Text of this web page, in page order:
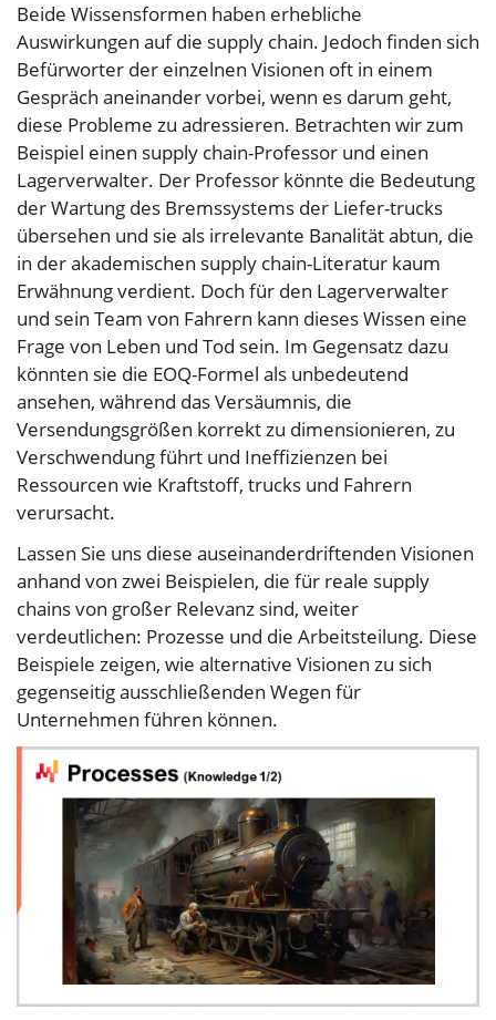
Beide Wissensformen haben erhebliche
Auswirkungen auf die supply chain. Jedoch finden sich
Befürworter der einzelnen Visionen oft in einem
Gespräch aneinander vorbei, wenn es darum geht,
diese Probleme zu adressieren. Betrachten wir zum
Beispiel einen supply chain-Professor und einen
Lagerverwalter. Der Professor könnte die Bedeutung
der Wartung des Bremssystems der Liefer-trucks
übersehen und sie als irrelevante Banalität abtun, die
in der akademischen supply chain-Literatur kaum
Erwähnung verdient. Doch für den Lagerverwalter
und sein Team von Fahrern kann dieses Wissen eine
Frage von Leben und Tod sein. Im Gegensatz dazu
könnten sie die EOQ-Formel als unbedeutend
ansehen, während das Versäumnis, die
Versendungsgrößen korrekt zu dimensionieren, zu
Verschwendung führt und Ineffizienzen bei
Ressourcen wie Kraftstoff, trucks und Fahrern
verursacht.
Lassen Sie uns diese auseinanderdriftenden Visionen
anhand von zwei Beispielen, die für reale supply
chains von großer Relevanz sind, weiter
verdeutlichen: Prozesse und die Arbeitsteilung. Diese
Beispiele zeigen, wie alternative Visionen zu sich
gegenseitig ausschließenden Wegen für
Unternehmen führen können.